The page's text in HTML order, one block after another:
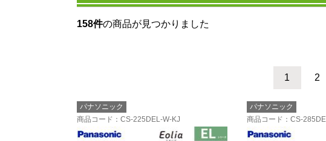
158件の商品が見つかりました
1 2
パナソニック
商品コード ：CS-225DEL-W-KJ
パナソニック
商品コード ：CS-